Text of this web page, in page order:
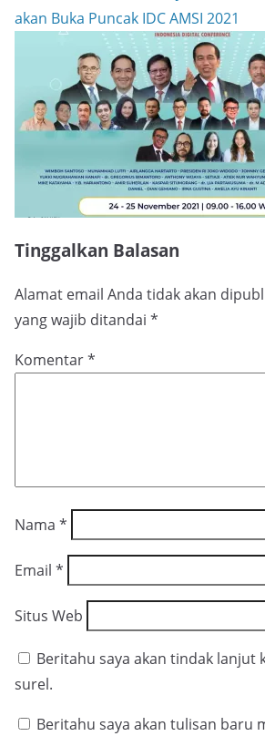
akan Buka Puncak IDC AMSI 2021
Tinggalkan Balasan
Alamat email Anda tidak akan
yang wajib ditandai *
Komentar*
Nama *
Email *
Situs Web
Beritahu saya akan tindak lanjut
surel.
Beritahu saya akan tulisan baru